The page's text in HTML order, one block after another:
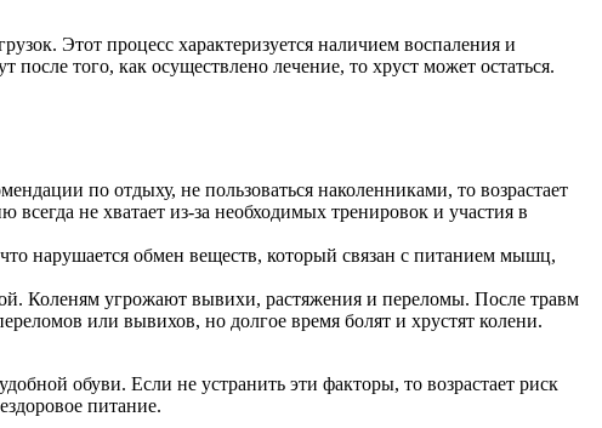
Этот процесс характеризуется наличием воспаления и
того, как осуществлено лечение, то хруст может остаться.
по отдыху, не пользоваться наколенниками, то возрастает
не хватает из-за необходимых тренировок и участия в
нарушается обмен веществ, который связан с питанием мышц,
Коленям угрожают вывихи, растяжения и переломы. После травм
или вывихов, но долгое время болят и хрустят колени.
обуви. Если не устранить эти факторы, то возрастает риск
питание.